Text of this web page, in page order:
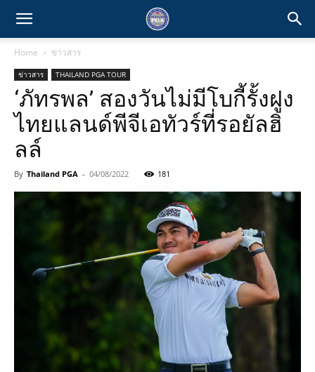
Home ข่าวสาร
ข่าวสาร THAILAND PGA TOUR
‘ภัทรพล’ สองวันไม่มีโบกี้รั้งฝูง
ไทยแลนด์พีจีเอทัวร์ที่รอยัลฮิ
ลล์
By Thailand PGA - 04/08/2022 181